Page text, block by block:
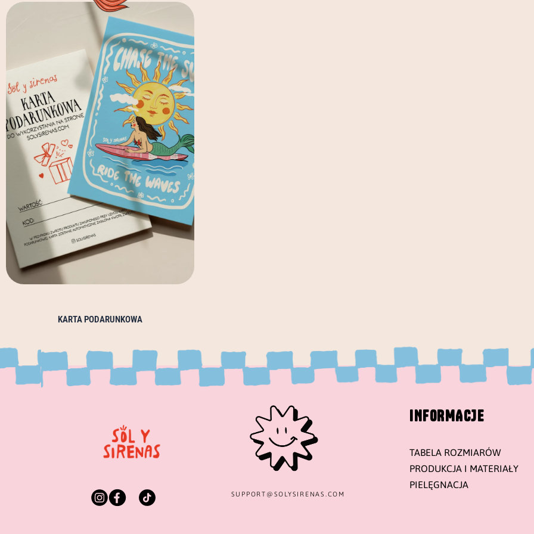
KARTA PODARUNKOWA
SUPPORT@ SOLYSIRENAS.COM
INFORMACJE
TABELA ROZMIARÓW
PRODUKCJA I MATERIAŁY
PIELĘGNACJA